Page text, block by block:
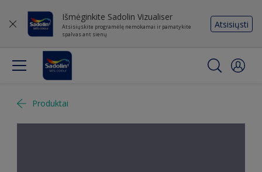
Išmėginkite Sadolin Vizualiser
Atsisiųskite programėlę nemokamai ir pamatykite
spalvas ant sienų
Atsisiųsti
Produktai